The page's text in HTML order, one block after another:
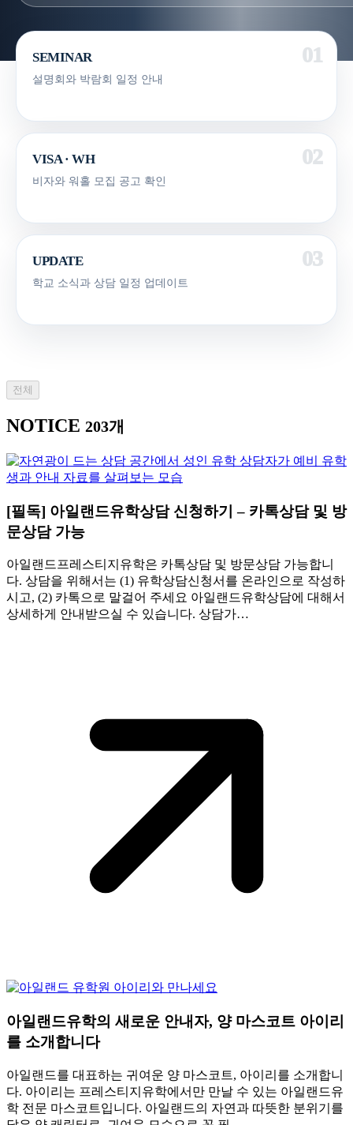
SEMINAR
설명회와 박람회 일정 안내
VISA · WH
비자와 워홀 모집 공고 확인
UPDATE
학교 소식과 상담 일정 업데이트
전체
NOTICE 203개
[필독] 아일랜드유학상담 신청하기 – 카톡상담 및 방
문상담 가능
아일랜드프레스티지유학은 카톡상담 및 방문상담 가능합니
다. 상담을 위해서는 (1) 유학상담신청서를 온라인으로 작성하
시고, (2) 카톡으로 말걸어 주세요 아일랜드유학상담에 대해서
상세하게 안내받으실 수 있습니다. 상담가…
아일랜드유학의 새로운 안내자, 양 마스코트 아이리
를 소개합니다
아일랜드를 대표하는 귀여운 양 마스코트, 아이리를 소개합니
다. 아이리는 프레스티지유학에서만 만날 수 있는 아일랜드유
학 전문 마스코트입니다. 아일랜드의 자연과 따뜻한 분위기를